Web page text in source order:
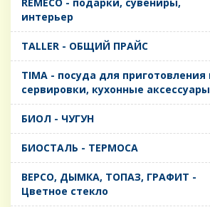
интерьер
TALLER - ОБЩИЙ ПРАЙС
TIMA - посуда для приготовления
сервировки, кухонные аксессуары
БИОЛ - ЧУГУН
БИОСТАЛЬ - ТЕРМОСА
ВЕРСО, ДЫМКА, ТОПАЗ, ГРАФИТ -
Цветное стекло